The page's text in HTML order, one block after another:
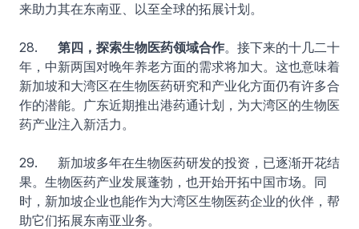
来助力其在东南亚、以至全球的拓展计划。
28. 第四，探索生物医药领域合作。接下来的十几二十
年，中新两国对晚年养老方面的需求将加大。这也意味着
新加坡和大湾区在生物医药研究和产业化方面仍有许多合
作的潜能。广东近期推出港药通计划，为大湾区的生物医
药产业注入新活力。
29. 新加坡多年在生物医药研发的投资，已逐渐开花结
果。生物医药产业发展蓬勃，也开始开拓中国市场。同
时，新加坡企业也能作为大湾区生物医药企业的伙伴，帮
助它们拓展东南亚业务。